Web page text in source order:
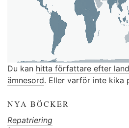
Du kan hitta författare efter land
ämnesord. Eller varför inte kika
NYA BÖCKER
Repatriering